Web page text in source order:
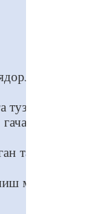
амалга
тартибда
мумкин.